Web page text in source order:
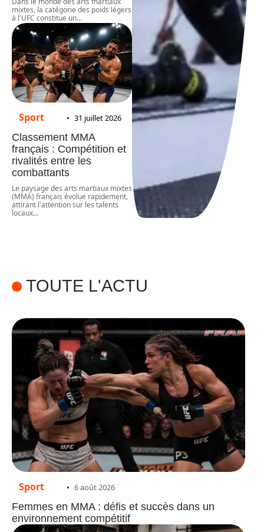
mixtes, la catégorie des poids légers
à l'UFC constitue un…
Sport 31 juillet 2026
Classement MMA
français : Compétition et
rivalités entre les
combattants
Le paysage des arts martiaux mixtes
(MMA) français évolue rapidement,
attirant l'attention sur les talents
locaux…
TOUTE L'ACTU
Sport 6 août 2026
Femmes en MMA : défis et succès dans un
environnement compétitif